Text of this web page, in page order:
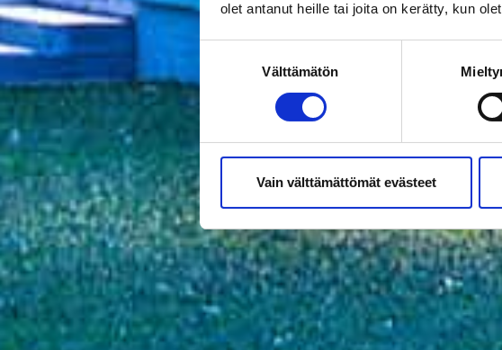
olet antanut heille tai joita on kerätty, kun
Välttämätön
Vain välttämättömät evästeet